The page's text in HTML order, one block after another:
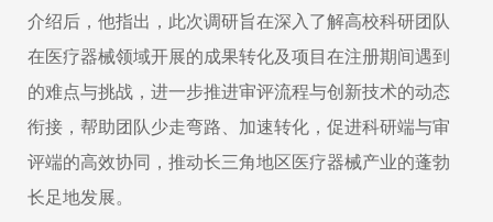
介绍后，他指出，此次调研旨在深入了解高校科研团队
在医疗器械领域开展的成果转化及项目在注册期间遇到
的难点与挑战，进一步推进审评流程与创新技术的动态
衔接，帮助团队少走弯路、加速转化，促进科研端与审
评端的高效协同，推动长三角地区医疗器械产业的蓬勃
长足地发展。